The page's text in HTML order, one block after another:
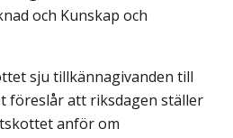
och Kunskap och
sju tillkännagivanden till
föreslår att riksdagen ställer
anför om